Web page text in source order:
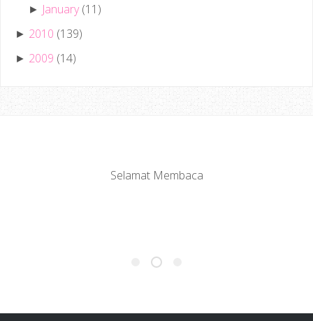
► January (11)
► 2010 (139)
► 2009 (14)
Selamat Membaca